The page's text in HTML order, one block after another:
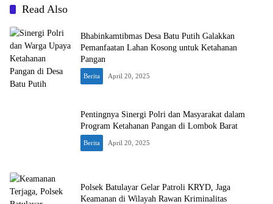
Read Also
Bhabinkamtibmas Desa Batu Putih Galakkan
Pemanfaatan Lahan Kosong untuk Ketahanan
Pangan
Berita April 20, 2025
Pentingnya Sinergi Polri dan Masyarakat dalam
Program Ketahanan Pangan di Lombok Barat
Berita April 20, 2025
Polsek Batulayar Gelar Patroli KRYD, Jaga
Keamanan di Wilayah Rawan Kriminalitas